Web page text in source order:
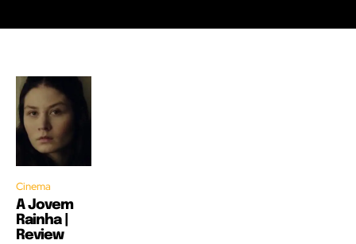
Cinema
A Jovem
Rainha |
Review